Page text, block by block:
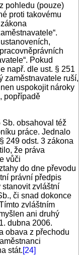
pohledu (pouze)
proti takovému
Pokud
např. dle ust. § 251
zaměstnavatele ruší,
uspokojit nároky
popřípadě
obsahoval též
práce. Jednalo
249 odst. 3 zákona
že práva
vůči
do dne převodu
právní předpis
zvláštní
či snad dokonce
zvláštním
ani druhý
dubna 2006.
obava z přechodu
stát.[24]